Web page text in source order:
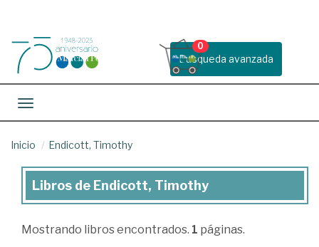
Busqueda avanzada
0
Toggle navigation
Inicio Endicott, Timothy
Libros
Endicott,
Libros de Endicott, Timothy
Mostrando libros encontrados. 1 páginas.